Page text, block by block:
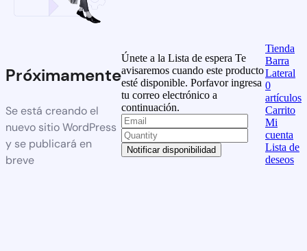
Próximamente
Se está creando el
nuevo sitio WordPress
y se publicará en
breve
Únete a la Lista de espera Te
avisaremos cuando este producto
esté disponible. Porfavor ingresa
tu correo electrónico a
continuación.
Notificar disponibilidad
Tienda
Barra
Lateral
0
artículos
Carrito
Mi
cuenta
Lista de
deseos